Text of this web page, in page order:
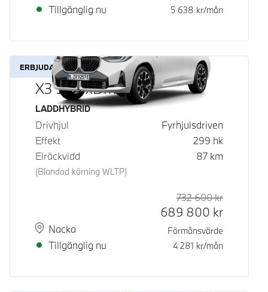
Tillgänglig nu
5 638 kr/mån
ERBJUDANDE
X3 30e xDrive
Bränsle
LADDHYBRID
Drivhjul
Fyrhjulsdriven
Effekt
299 hk
Elräckvidd
(Blandad körning WLTP)
87 km
PlatsNacka
Leveranstid
Tillgänglig nu
Rek. ord
732 600kr
689 800 kr
Förmånsvärde
4 281 kr/mån